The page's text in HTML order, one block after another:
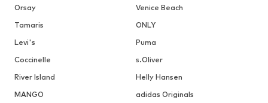
Orsay
Venice Beach
Tamaris
ONLY
Levi's
Puma
Coccinelle
s.Oliver
River Island
Helly Hansen
MANGO
adidas Originals